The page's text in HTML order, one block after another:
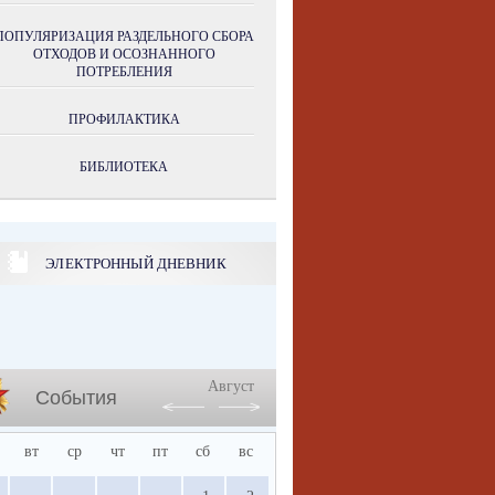
РАЗДЕЛЬНОГО СБОРА
ОТХОДОВ И ОСОЗНАННОГО
ПОТРЕБЛЕНИЯ
ПРОФИЛАКТИКА
БИБЛИОТЕКА
ЭЛЕКТРОННЫЙ ДНЕВНИК
События
Август
вт ср чт пт сб вс